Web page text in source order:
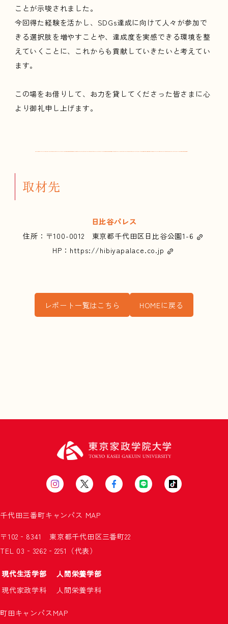
ことが示唆されました。
今回得た経験を活かし、SDGs達成に向けて人々が参加で
きる選択肢を増やすことや、達成度を実感できる環境を整
えていくことに、これからも貢献していきたいと考えてい
ます。
この場をお借りして、お力を貸してくださった皆さまに心
より御礼申し上げます。
取材先
日比谷パレス
住所： 〒100-0012 東京都千代田区日比谷公園1-6
HP： https://hibiyapalace.co.jp
レポート一覧はこちら HOMEに戻る
千代田三番町キャンパス MAP
〒102‐8341 東京都千代田区三番町22
TEL 03‐3262‐2251（代表）
現代生活学部
人間栄養学部
現代家政学科
人間栄養学科
町田キャンパスMAP